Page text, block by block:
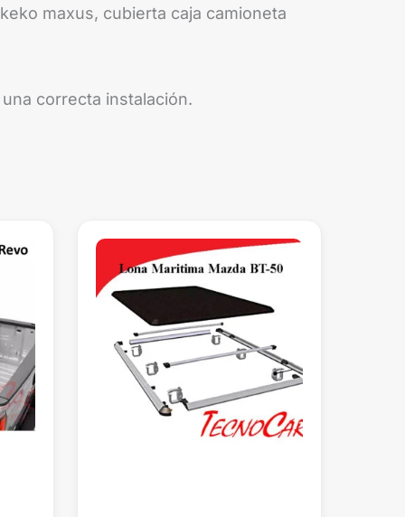
maxus, cubierta caja camioneta
correcta instalación.